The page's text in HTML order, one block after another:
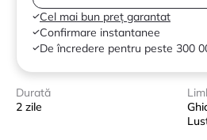
Cel mai bun preț garantat
Confirmare instantanee
De încredere pentru peste 300
Durată
2 zile